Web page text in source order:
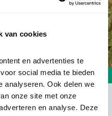
van cookies
en advertenties te
social media te bieden
analyseren. Ook delen we
onze site met onze
en analyse. Deze
Vorige foto